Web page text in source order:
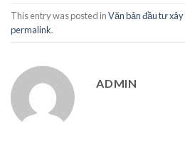
This entry was posted inVăn bản đầu tư
permalink.
ADMIN